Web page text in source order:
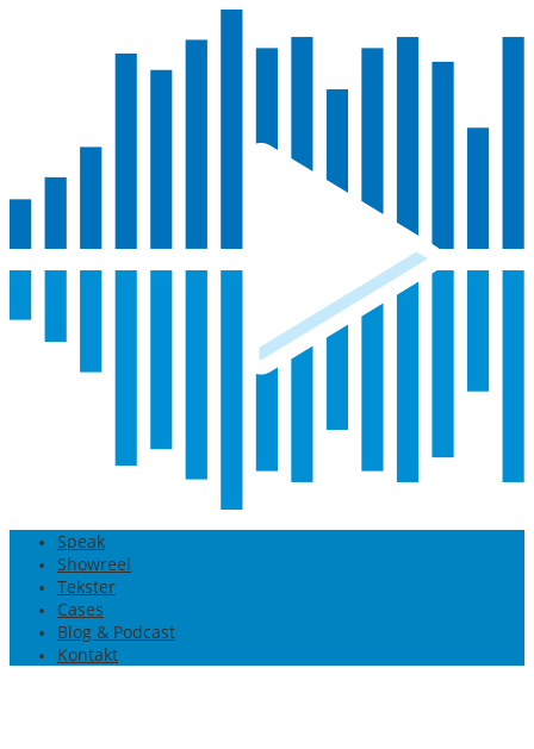
Speak
Showreel
Tekster
Cases
Blog & Podcast
Kontakt